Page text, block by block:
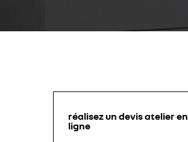
réalisez un devis atelier en
ligne